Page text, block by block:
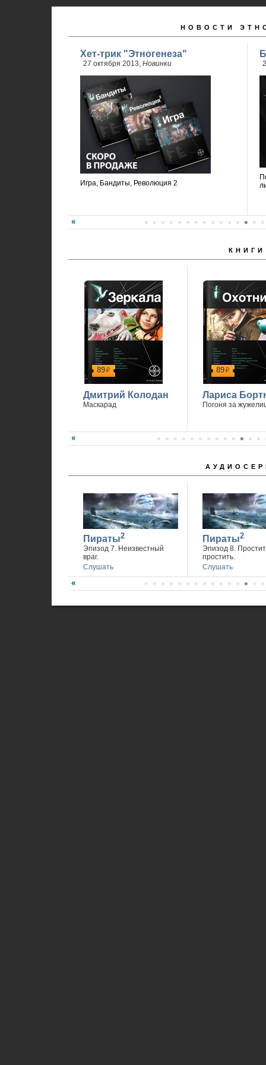
НОВОСТИ
Хет-трик "Этногенеза"
27 октября 2013, Новинки
Игра, Бандиты, Революция 2
КНИГИ
89р
Дмитрий Колодан
Маскарад
89р
Лариса
Погоня за
Пираты2
Эпизод 7. Неизвестный
враг.
Слушать
Пираты2
Эпизод 8.
простить.
Слушать